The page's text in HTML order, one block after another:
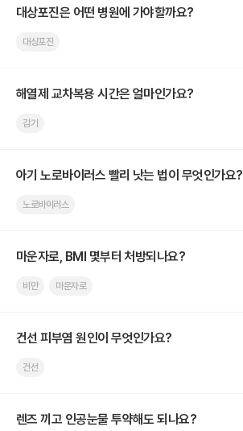
대상포진은 어떤 병원에 가야할까요?
대상포진
해열제 교차복용 시간은 얼마인가요?
감기
아기 노로바이러스 빨리 낫는 법이 무엇인가요?
노로바이러스
마운자로, BMI 몇부터 처방되나요?
비만 마운자로
건선 피부염 원인이 무엇인가요?
건선
렌즈 끼고 인공눈물 투약해도 되나요?